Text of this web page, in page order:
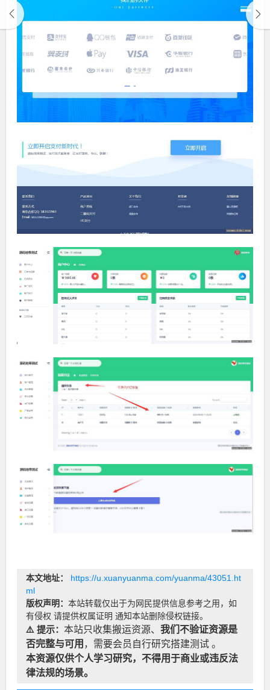
本文地址：
https://u.xuanyuanma.com/yuanma/43051.ht
ml
版权声明： 本站转载仅出于为网民提供信息参考之用，如
有侵权 请提供权属证明 通知本站删除侵权链接。
⚠️ 提示： 本站只收集搬运资源、 我们不验证资源是
否完整与可用 ，需要会员自行研究搭建测试 。
本资源仅供个人学习研究，不得用于商业或违反法
律法规的场景。